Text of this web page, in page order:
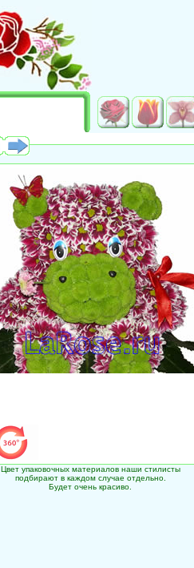
Цвет упаковочных материалов наши стилисты
подбирают в каждом случае отдельно.
Будет очень красиво.